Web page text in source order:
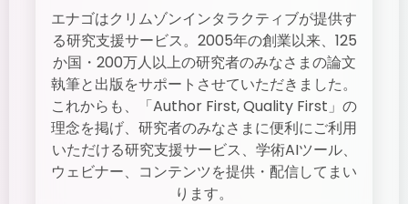
エナゴはクリムゾンインタラクティブが提供す
る研究支援サービス。2005年の創業以来、125
か国・200万人以上の研究者のみなさまの論文
執筆と出版をサポートさせていただきました。
これからも、「Author First, Quality First」の
理念を掲げ、研究者のみなさまに便利にご利用
いただける研究支援サービス、学術AIツール、
ウェビナー、コンテンツを提供・配信してまい
ります。